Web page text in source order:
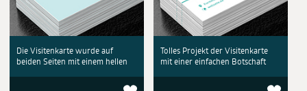
Die Visitenkarte wurde auf
beiden Seiten mit einem hellen
Tolles Projekt der Visitenkarte
mit einer einfachen Botschaft